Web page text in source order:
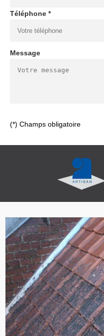
Téléphone *
Message
(*) Champs obligatoire